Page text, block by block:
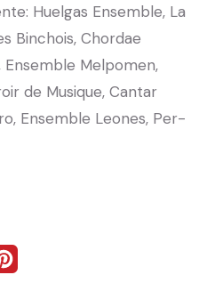
Huelgas Ensemble, La
Binchois, Chordae
Ensemble Melpomen,
de Musique, Cantar
Ensemble Leones, Per-